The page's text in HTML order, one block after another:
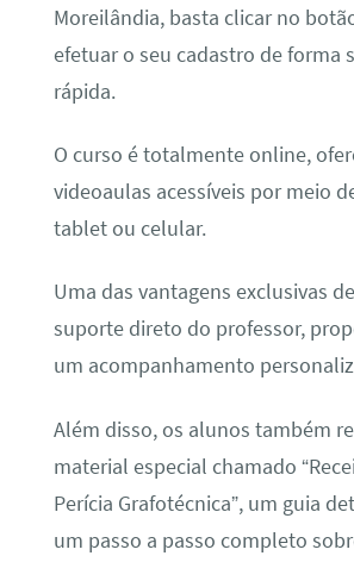
Moreilândia, basta clicar no
efetuar o seu cadastro de forma
rápida.
O curso é totalmente online,
videoaulas acessíveis por meio
tablet ou celular.
Uma das vantagens exclusivas
suporte direto do professor,
um acompanhamento
Além disso, os alunos também
material especial chamado
Perícia Grafotécnica”, um guia
um passo a passo completo